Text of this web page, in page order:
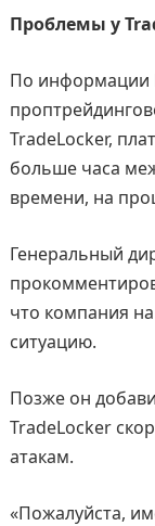
Проблемы у
По информации
TradeLocker,
больше часа
времени, на
Генеральный
что компания
ситуацию.
Позже он
TradeLocker
атакам.
«Пожалуйста,